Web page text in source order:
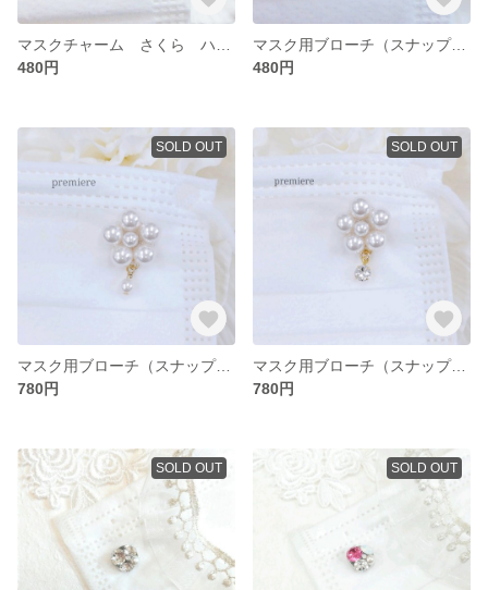
480円
マスク用ブローチ（スナップボタン式）さくら ハンドメイド レジン1点
480円
SOLD OUT
マスク用ブローチ（スナップボタン式）スワロフスキーパール1点
780円
SOLD OUT
マスク用ブローチ（スナップボタン式）スワロフスキーパール1点
780円
SOLD OUT SOLD OUT